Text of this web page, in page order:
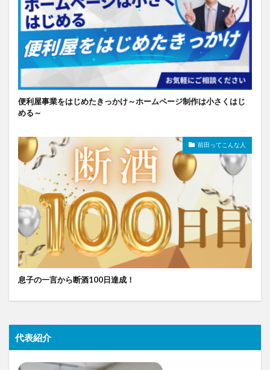
便利屋事業をはじめたきっかけ～ホームページ制作は小さくはじ
める～
前田ってこんな人
息子の一言から断酒100日達成！
代表紹介